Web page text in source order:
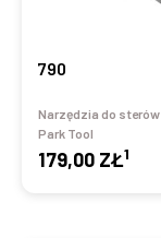
790
Narzędzia do sterów
Park Tool
179,00 ZŁ1